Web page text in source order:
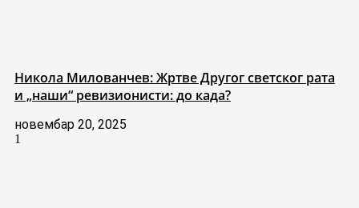
Никола Милованчев: Жртве Другог светског рата
и „наши“ ревизионисти: до када?
новембар 20, 2025